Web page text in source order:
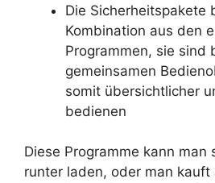
Die Sicherheitspakete
Kombination aus den
Programmen, sie sind
gemeinsamen
somit übersichtlicher
bedienen
Diese Programme kann man
runter laden, oder man kauft